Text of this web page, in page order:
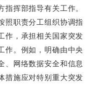
挥部指导有关工作。
照职责分工组织协调指
作，承担相关国家突发
作。例如，明确由中央
、网络数据安全和信息
措施应对特别重大突发